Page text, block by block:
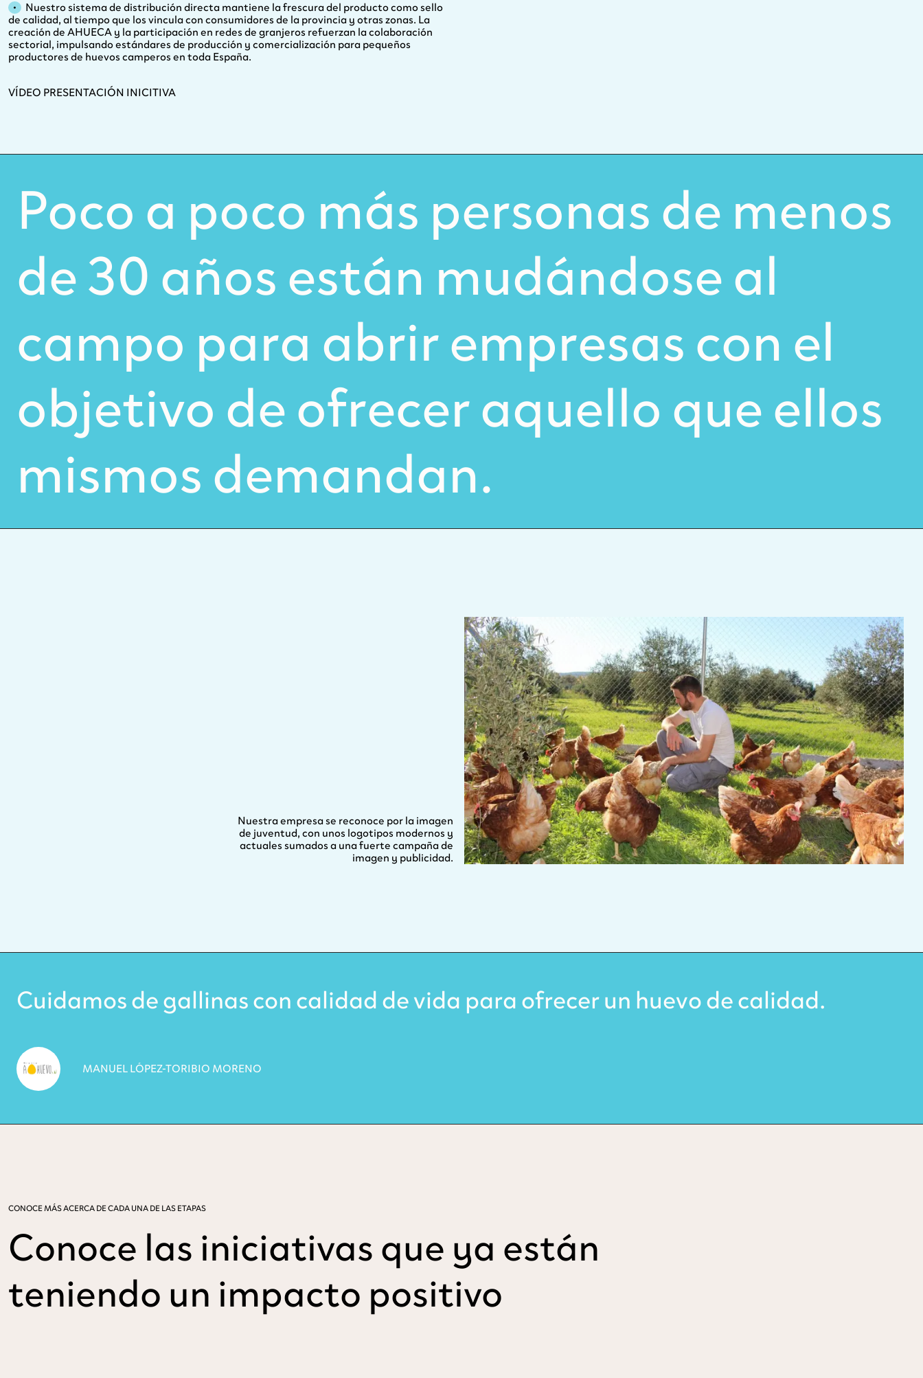
Nuestro sistema de distribución directa mantiene la frescura del producto como sello
de calidad, al tiempo que los vincula con consumidores de la provincia y otras zonas. La
creación de AHUECA y la participación en redes de granjeros refuerzan la colaboración
sectorial, impulsando estándares de producción y comercialización para pequeños
productores de huevos camperos en toda España.
VÍDEO PRESENTACIÓN INICITIVA
Poco a poco más personas de menos
de 30 años están mudándose al
campo para abrir empresas con el
objetivo de ofrecer aquello que ellos
mismos demandan.
Nuestra empresa se reconoce por la imagen
de juventud, con unos logotipos modernos y
actuales sumados a una fuerte campaña de
imagen y publicidad.
Cuidamos de gallinas con calidad de vida para ofrecer un huevo de calidad.
MANUEL LÓPEZ-TORIBIO MORENO
CONOCE MÁS ACERCA DE CADA UNA DE LAS ETAPAS
Conoce las iniciativas que ya están
teniendo un impacto positivo